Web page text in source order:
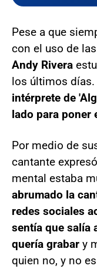
Pese a que
con el uso de
Andy Rivera
los últimos días.
intérprete de
lado para poner
Por medio de
cantante
mental estaba
abrumado la
redes sociales
sentía que salía
quería grabar y
quien no, y no